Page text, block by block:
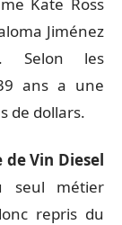
Kate Ross
Jiménez
Selon les
ans a une
de dollars.
Vin Diesel
seul métier
repris du